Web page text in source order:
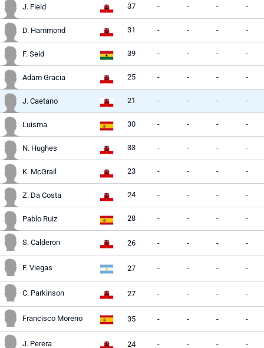
J. Field 37 - - - -
D. Hammond 31 - - - -
F. Seid 39 - - - -
Adam Gracia 25 - - - -
J. Caetano 21 - - - -
Luisma 30 - - - -
N. Hughes 33 - - - -
K. McGrail 23 - - - -
Z. Da Costa 24 - - - -
Pablo Ruiz 28 - - - -
S. Calderon 26 - - - -
F. Viegas 27 - - - -
C. Parkinson 27 - - - -
Francisco Moreno 35 - - - -
J. Perera 24 - - - -